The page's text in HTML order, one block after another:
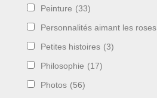
Peinture (33)
Personnalités aimant les roses
Petites histoires (3)
Philosophie (17)
Photos (56)